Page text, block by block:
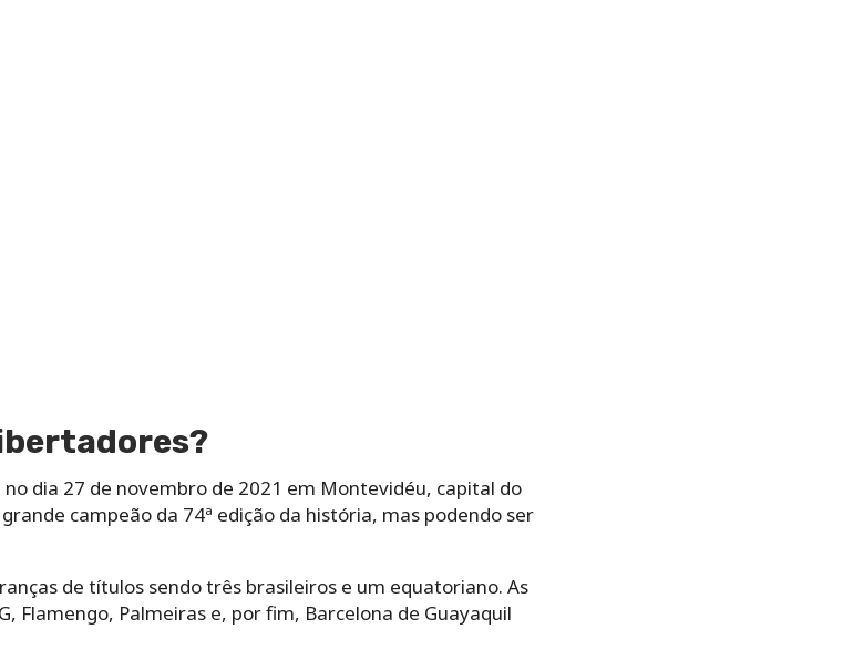
dia 27 de novembro de 2021 em Montevidéu, capital do
campeão da 74ª edição da história, mas podendo ser
de títulos sendo três brasileiros e um equatoriano. As
Flamengo, Palmeiras e, por fim, Barcelona de Guayaquil